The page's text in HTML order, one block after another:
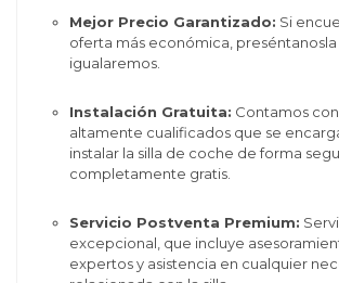
Mejor Precio Garantizado: Si
oferta más económica, preséntanosla
igualaremos.
Instalación Gratuita: Contamos
altamente cualificados que se
instalar la silla de coche de forma
completamente gratis.
Servicio Postventa Premium:
excepcional, que incluye
expertos y asistencia en cualquier